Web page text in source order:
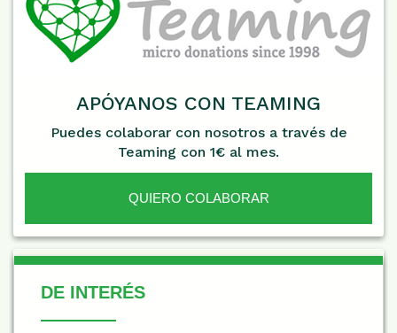
APÓYANOS CON TEAMING
Puedes colaborar con nosotros a través de
Teaming con 1€ al mes.
QUIERO COLABORAR
De Interés
DE INTERÉS